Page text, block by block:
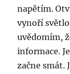
napětím.
vynoří
uvědomím,
informace.
začne smát.